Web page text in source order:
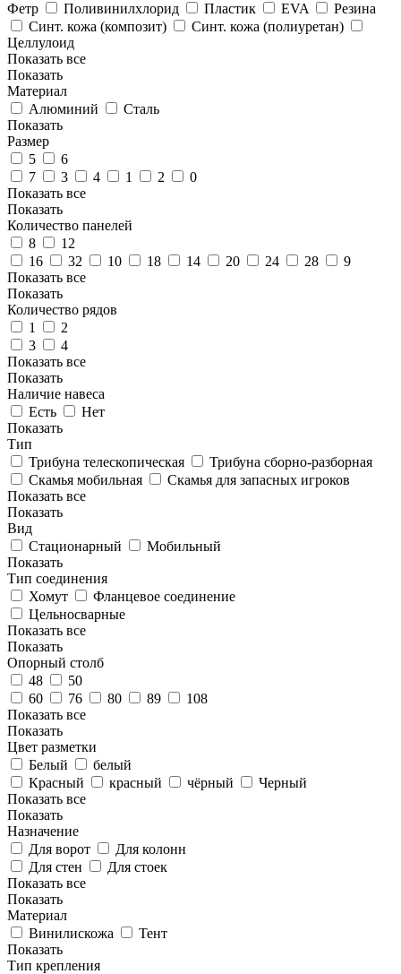
Фетр
Поливинилхлорид Пластик EVA
Резина
Синт. кожа (композит)
Синт. кожа (полиуретан)
Целлулоид
Показать все
Показать
Материал
Алюминий
Сталь
Показать
Размер
5
6
7
3 4 1 2
0
Показать все
Показать
Количество панелей
8
12
16
32 10 18 14 20 24 28
9
Показать все
Показать
Количество рядов
1
2
3
4
Показать все
Показать
Наличие навеса
Есть
Нет
Показать
Тип
Трибуна телескопическая
Трибуна сборно-разборная
Скамья мобильная
Скамья для запасных игроков
Показать все
Показать
Вид
Стационарный
Мобильный
Показать
Тип соединения
Хомут
Фланцевое соединение
Цельносварные
Показать все
Показать
Опорный столб
48
50
60
76 80 89
108
Показать все
Показать
Цвет разметки
Белый
белый
Красный
красный чёрный
Черный
Показать все
Показать
Назначение
Для ворот
Для колонн
Для стен
Для стоек
Показать все
Показать
Материал
Винилискожа
Тент
Показать
Тип крепления